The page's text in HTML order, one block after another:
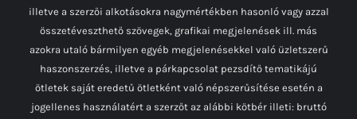
illetve a szerzői alkotásokra nagymértékben hasonló vagy azzal
összetéveszthető szövegek, grafikai megjelenések ill. más
azokra utaló bármilyen egyéb megjelenésekkel való üzletszerű
haszonszerzés, illetve a párkapcsolat pezsdítő tematikájú
ötletek saját eredetű ötletként való népszerűsítése esetén a
jogellenes használatért a szerzőt az alábbi kötbér illeti: bruttó